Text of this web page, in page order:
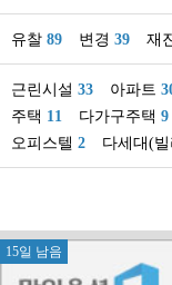
유찰 89 변경 39 재
근린시설 33 아파트
주택 11 다가구주택 9
오피스텔 2 다세대(
15일 남음